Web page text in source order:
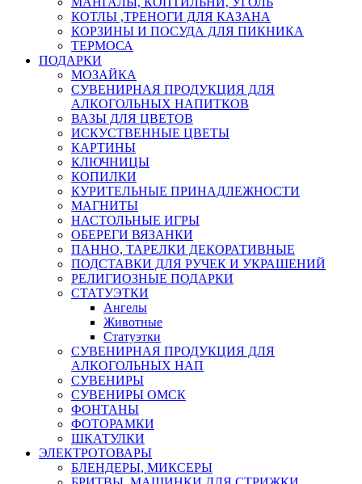
КОТЛЫ ,ТРЕНОГИ ДЛЯ КАЗАНА
КОРЗИНЫ И ПОСУДА ДЛЯ ПИКНИКА
ТЕРМОСА
ПОДАРКИ
МОЗАЙКА
СУВЕНИРНАЯ ПРОДУКЦИЯ ДЛЯ
АЛКОГОЛЬНЫХ НАПИТКОВ
ВАЗЫ ДЛЯ ЦВЕТОВ
ИСКУСТВЕННЫЕ ЦВЕТЫ
КАРТИНЫ
КЛЮЧНИЦЫ
КОПИЛКИ
КУРИТЕЛЬНЫЕ ПРИНАДЛЕЖНОСТИ
МАГНИТЫ
НАСТОЛЬНЫЕ ИГРЫ
ОБЕРЕГИ ВЯЗАНКИ
ПАННО, ТАРЕЛКИ ДЕКОРАТИВНЫЕ
ПОДСТАВКИ ДЛЯ РУЧЕК И УКРАШЕНИЙ
РЕЛИГИОЗНЫЕ ПОДАРКИ
СТАТУЭТКИ
Ангелы
Животные
Статуэтки
СУВЕНИРНАЯ ПРОДУКЦИЯ ДЛЯ
АЛКОГОЛЬНЫХ НАП
СУВЕНИРЫ
СУВЕНИРЫ ОМСК
ФОНТАНЫ
ФОТОРАМКИ
ШКАТУЛКИ
ЭЛЕКТРОТОВАРЫ
БЛЕНДЕРЫ, МИКСЕРЫ